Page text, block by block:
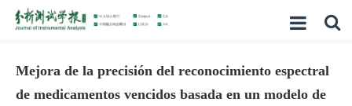
Mejora de la precisión del reconocimiento espectral
de medicamentos vencidos basada en un modelo de